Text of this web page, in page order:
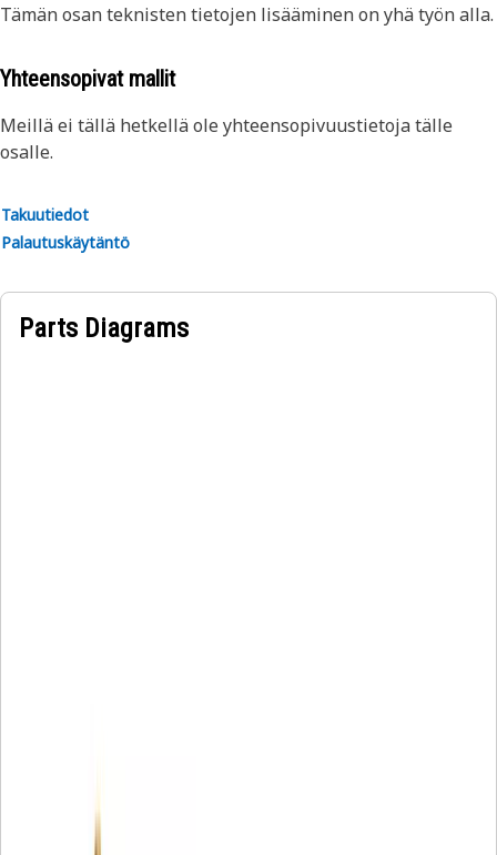
Tämän osan teknisten tietojen lisääminen on yhä työn alla.
Yhteensopivat mallit
Meillä ei tällä hetkellä ole yhteensopivuustietoja tälle
osalle.
Takuutiedot
Palautuskäytäntö
Parts Diagrams